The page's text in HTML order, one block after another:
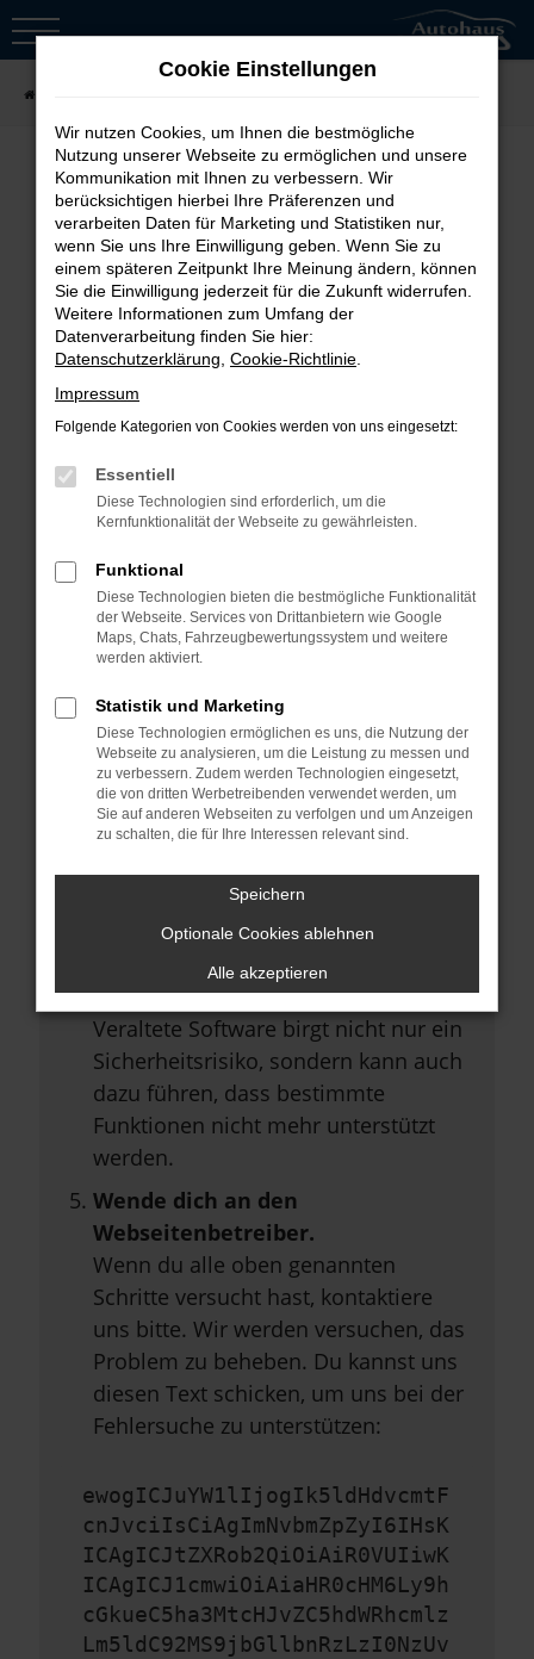
Zum
Fehler: Network Error
Beim Laden ist ein Fehler aufgetreten.
Hier sind ein paar Tipps, die dir helfen
können:
Überprüfe deine Firewall und
deine Internetverbindung.
Beispiel deine Suchmaschine?
Prüfe deine
Browsererweiterungen.
Manche Erweiterungen, wie
Werbeblocker, können das Laden
bestimmter Seiten verhindern.
anderen Browser oder in einem
privaten Fenster?
Starte dein Gerät neu.
Das kann manchmal helfen,
Stelle sicher, dass dein Browser
und dein Betriebssystem auf dem
neuesten Stand sind.
Veraltete Software birgt nicht nur ein
Sicherheitsrisiko, sondern kann auch
dazu führen, dass bestimmte
Funktionen nicht mehr unterstützt
werden.
Wende dich an den
Webseitenbetreiber.
Wenn du alle oben genannten
Schritte versucht hast, kontaktiere
uns bitte. Wir werden versuchen, das
Problem zu beheben. Du kannst uns
diesen Text schicken, um uns bei der
Fehlersuche zu unterstützen:
ewogICJuYW1lIjogIk5ldHdvcmtF
cnJvciIsCiAgImNvbmZpZyI6IHsK
ICAgICJtZXRob2QiOiAiR0VUIiwK
ICAgICJ1cmwiOiAiaHR0cHM6Ly9h
cGkueC5ha3MtcHJvZC5hdWRhcmlz
Lm5ldC92MS9jbGllbnRzLzI0NzUv
Cookie Einstellungen
Wir nutzen Cookies, um Ihnen die bestmögliche
Nutzung unserer Webseite zu ermöglichen und unsere
Kommunikation mit Ihnen zu verbessern. Wir
berücksichtigen hierbei Ihre Präferenzen und
verarbeiten Daten für Marketing und Statistiken nur,
wenn Sie uns Ihre Einwilligung geben. Wenn Sie zu
einem späteren Zeitpunkt Ihre Meinung ändern, können
Sie die Einwilligung jederzeit für die Zukunft widerrufen.
Weitere Informationen zum Umfang der
Datenverarbeitung finden Sie hier:
Datenschutzerklärung Cookie-Richtlinie
Impressum
Folgende Kategorien von Cookies werden von uns eingesetzt:
Essentiell
Diese Technologien sind erforderlich, um die
Kernfunktionalität der Webseite zu gewährleisten.
Funktional
Diese Technologien bieten die bestmögliche Funktionalität
der Webseite. Services von Drittanbietern wie Google
Maps, Chats, Fahrzeugbewertungssystem und weitere
werden aktiviert.
Statistik und Marketing
Diese Technologien ermöglichen es uns, die Nutzung der
Webseite zu analysieren, um die Leistung zu messen und
zu verbessern. Zudem werden Technologien eingesetzt,
die von dritten Werbetreibenden verwendet werden, um
Sie auf anderen Webseiten zu verfolgen und um Anzeigen
zu schalten, die für Ihre Interessen relevant sind.
Speichern
Optionale Cookies ablehnen
Alle akzeptieren